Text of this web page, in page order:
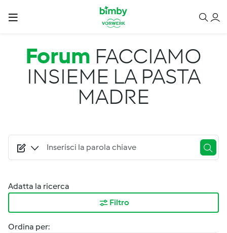
Salta al contenuto principale
Forum FACCIAMO
INSIEME LA PASTA
MADRE
Adatta la ricerca
Filtro
Ordina per: